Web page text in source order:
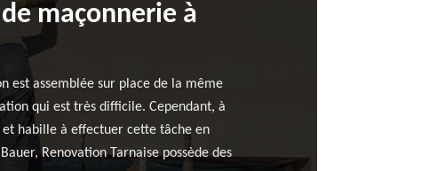
maçonnerie à
est assemblée sur place de la même
qui est très difficile. Cependant, à
et habille à effectuer cette tâche en
Renovation Tarnaise possède des